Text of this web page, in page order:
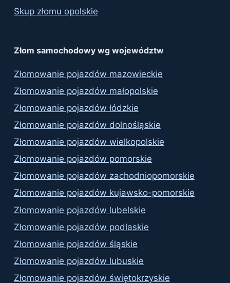
Skup złomu opolskie
Złom samochodowy wg województw
Złomowanie pojazdów mazowieckie
Złomowanie pojazdów małopolskie
Złomowanie pojazdów łódzkie
Złomowanie pojazdów dolnośląskie
Złomowanie pojazdów wielkopolskie
Złomowanie pojazdów pomorskie
Złomowanie pojazdów zachodniopomorskie
Złomowanie pojazdów kujawsko-pomorskie
Złomowanie pojazdów lubelskie
Złomowanie pojazdów podlaskie
Złomowanie pojazdów śląskie
Złomowanie pojazdów lubuskie
Złomowanie pojazdów świętokrzyskie